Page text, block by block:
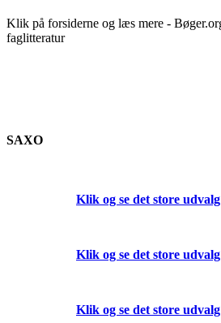
Klik på forsiderne og læs mere -
faglitteratur
SAXO
Klik og se det store
Klik og se det store
Klik og se det store